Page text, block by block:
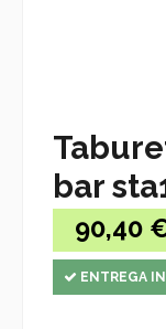
bar
90,40
ENTREGA